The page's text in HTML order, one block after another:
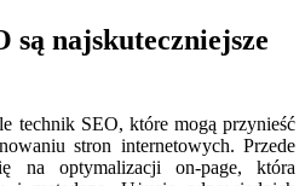
są najskuteczniejsze
technik SEO, które mogą przynieść
stron internetowych. Przede
na optymalizacji on-page, która